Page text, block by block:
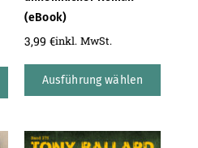
(eBook)
3,99 €inkl. MwSt.
Ausführung wählen